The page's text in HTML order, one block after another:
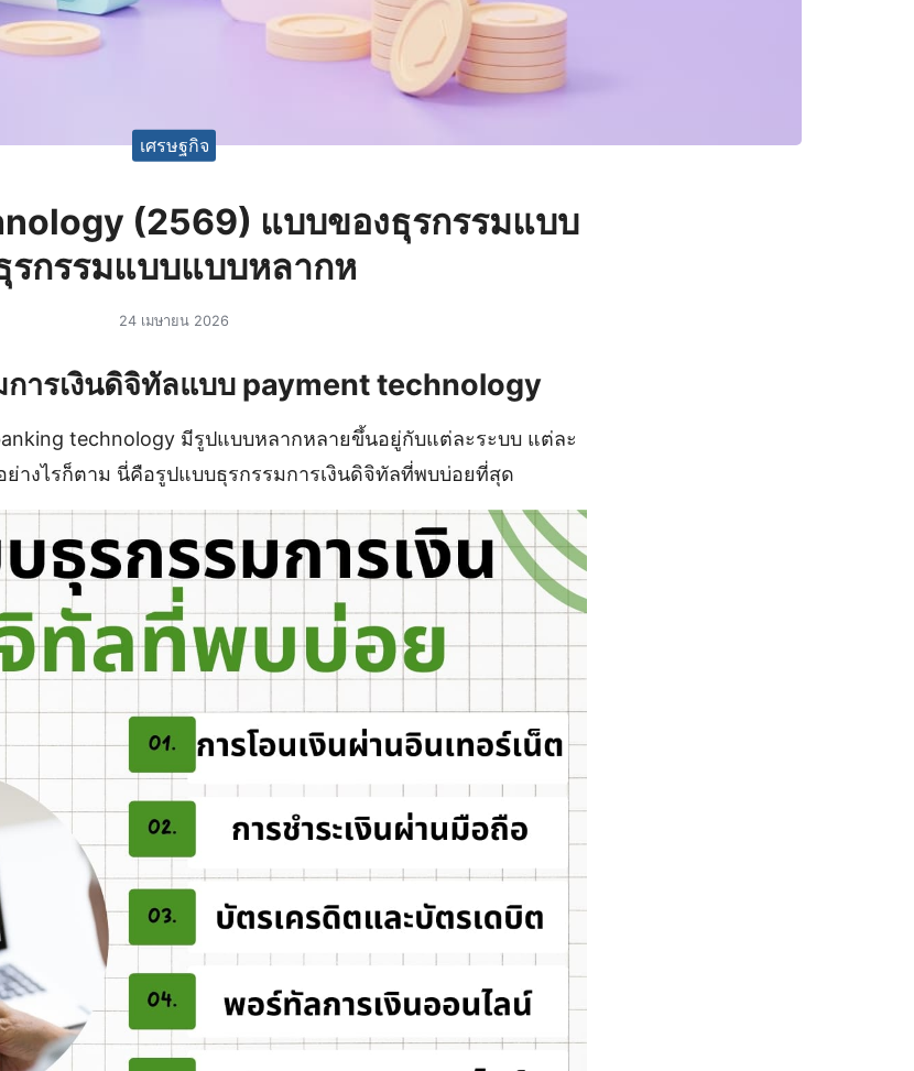
เศรษฐกิจ
(2569) แบบของธุรกรรมแบบ
รกรรมแบบแบบหลากห
24 เมษายน 2026
การเงินดิจิทัลแบบ payment technology
technology มีรูปแบบหลากหลายขึ้นอยู่กับแต่ละระบบ แต่ละ
ย่างไรก็ตาม นี่คือรูปแบบธุรกรรมการเงินดิจิทัลที่พบบ่อยที่สุด